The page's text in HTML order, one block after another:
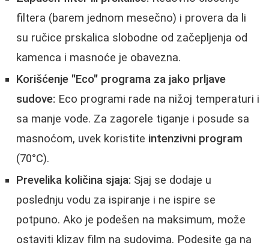
filtera (barem jednom mesečno) i provera da li
su ručice prskalica slobodne od začepljenja od
kamenca i masnoće je obavezna.
Korišćenje "Eco" programa za jako prljave
sudove: Eco programi rade na nižoj temperaturi i
sa manje vode. Za zagorele tiganje i posude sa
masnoćom, uvek koristite intenzivni program
(70°C).
Prevelika količina sjaja: Sjaj se dodaje u
poslednju vodu za ispiranje i ne ispire se
potpuno. Ako je podešen na maksimum, može
ostaviti klizav film na sudovima. Podesite ga na